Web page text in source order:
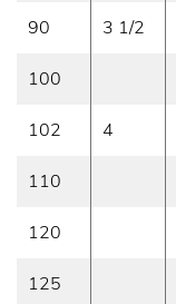
90 3 1/2
100
102 4
110
120
125